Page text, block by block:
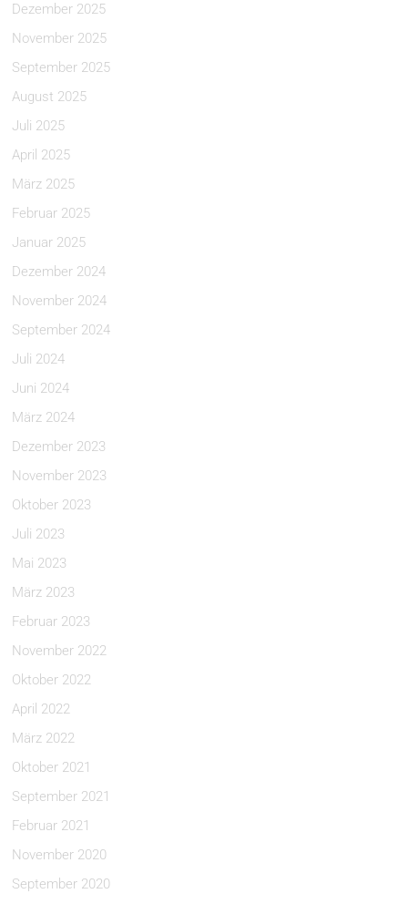
Dezember 2025
November 2025
September 2025
August 2025
Juli 2025
April 2025
März 2025
Februar 2025
Januar 2025
Dezember 2024
November 2024
September 2024
Juli 2024
Juni 2024
März 2024
Dezember 2023
November 2023
Oktober 2023
Juli 2023
Mai 2023
März 2023
Februar 2023
November 2022
Oktober 2022
April 2022
März 2022
Oktober 2021
September 2021
Februar 2021
November 2020
September 2020